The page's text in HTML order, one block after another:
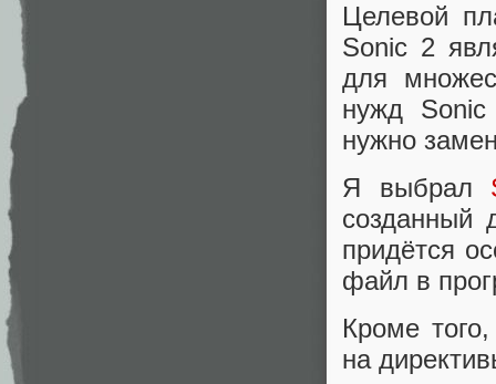
Целевой
Sonic 2
для
нужд
нужно
Я выбрал
созданный
придётся
файл в
Кроме
на